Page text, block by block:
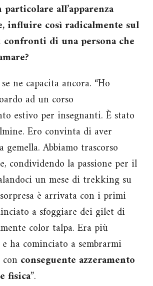
all’apparenza
influire così radicalmente sul
di una persona che
ne capacita ancora. “Ho
ad un corso
estivo per insegnanti. È stato
Ero convinta di aver
gemella. Abbiamo trascorso
condividendo la passione per il
un mese di trekking su
è arrivata con i primi
a sfoggiare dei gilet di
color talpa. Era più
ha cominciato a sembrarmi
conseguente azzeramento
fisica”.